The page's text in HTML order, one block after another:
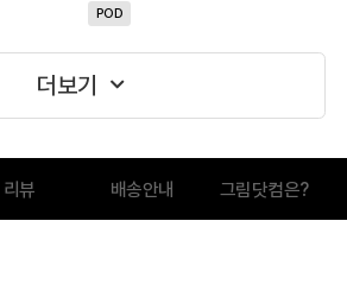
POD
더보기
리뷰 배송안내 그림닷컴은?